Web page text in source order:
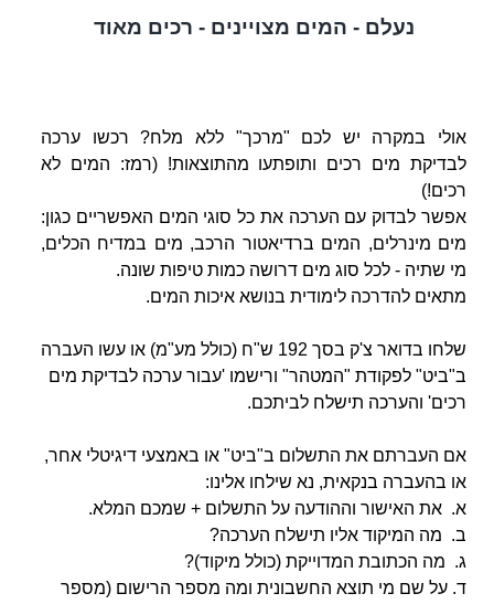
נעלם - המים מצויינים - רכים מאוד
אולי במקרה יש לכם "מרכך" ללא מלח? רכשו ערכה
לבדיקת מים רכים ותופתעו מהתוצאות!(רמז: המים לא
רכים!)
אפשר לבדוק עם הערכה את כל סוגי המים האפשריים כגון:
מים מינרלים, המים ברדיאטור הרכב, מים במדיח הכלים,
מי שתיה - לכל סוג מים דרושה כמות טיפות שונה.
מתאים להדרכה לימודית בנושא איכות המים.
שלחו בדואר צ'ק בסך 192 ש"ח (כולל מע"מ) או עשו העברה
ב"ביט" לפקודת "המטהר" ורישמו 'עבור ערכה לבדיקת מים
רכים' והערכה תישלח לביתכם.
אם העברתם את התשלום ב"ביט" או באמצעי דיגיטלי אחר,
או בהעברה בנקאית, נא שילחו אלינו:
א. את האישור וההודעה על התשלום + שמכם המלא.
ב. מה המיקוד אליו תישלח הערכה?
ג. מה הכתובת המדוייקת (כולל מיקוד)?
ד. על שם מי תוצא החשבונית ומה מספר הרישום (מספר